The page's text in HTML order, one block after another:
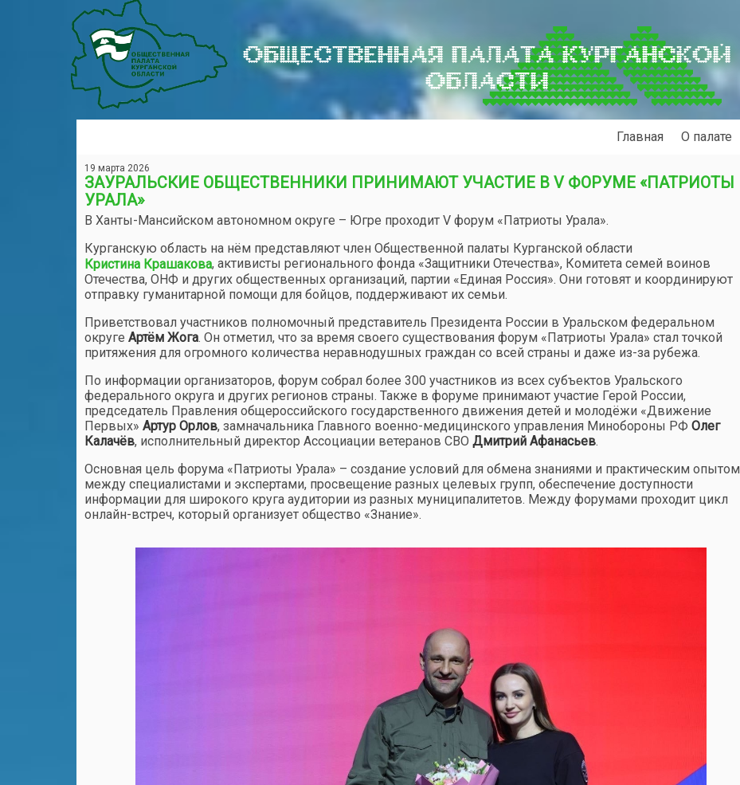
ОБЩЕСТВЕННАЯ ПАЛАТА КУРГАНСКОЙ
ОБЛАСТИ
Главная О палате
19 марта 2026
ЗАУРАЛЬСКИЕ ОБЩЕСТВЕННИКИ ПРИНИМАЮТ УЧАСТИЕ В V ФОРУМЕ «ПАТРИОТЫ
УРАЛА»
В Ханты-Мансийском автономном округе – Югре проходит V форум «Патриоты Урала».
Курганскую область на нём представляют член Общественной палаты Курганской области
Кристина Крашакова, активисты регионального фонда «Защитники Отечества», Комитета семей воинов
Отечества, ОНФ и других общественных организаций, партии «Единая Россия». Они готовят и координируют
отправку гуманитарной помощи для бойцов, поддерживают их семьи.
Приветствовал участников полномочный представитель Президента России в Уральском федеральном
округе Артём Жога. Он отметил, что за время своего существования форум «Патриоты Урала» стал точкой
притяжения для огромного количества неравнодушных граждан со всей страны и даже из-за рубежа.
По информации организаторов, форум собрал более 300 участников из всех субъектов Уральского
федерального округа и других регионов страны. Также в форуме принимают участие Герой России,
председатель Правления общероссийского государственного движения детей и молодёжи «Движение
Первых» Артур Орлов, замначальника Главного военно-медицинского управления Минобороны РФ Олег
Калачёв, исполнительный директор Ассоциации ветеранов СВО Дмитрий Афанасьев.
Основная цель форума «Патриоты Урала» – создание условий для обмена знаниями и практическим опытом
между специалистами и экспертами, просвещение разных целевых групп, обеспечение доступности
информации для широкого круга аудитории из разных муниципалитетов. Между форумами проходит цикл
онлайн-встреч, который организует общество «Знание».